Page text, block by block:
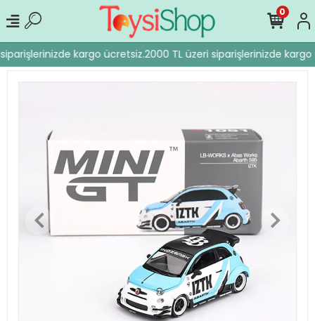
kargo ücretsiz.2000 TL üzeri siparişlerinizde kargo
0